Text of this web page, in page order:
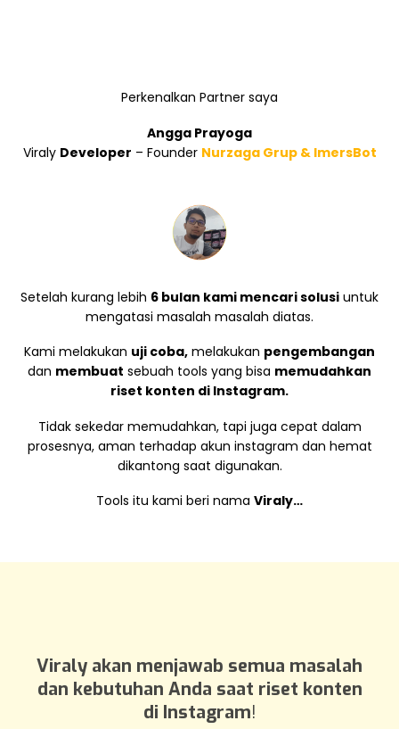
Perkenalkan Partner saya
Angga Prayoga
Viraly Developer – Founder Nurzaga Grup & ImersBot
Setelah kurang lebih 6 bulan kami mencari solusi untuk
mengatasi masalah masalah diatas.
Kami melakukan uji coba, melakukan pengembangan
dan membuat sebuah tools yang bisa memudahkan
riset konten di Instagram.
Tidak sekedar memudahkan, tapi juga cepat dalam
prosesnya, aman terhadap akun instagram dan hemat
dikantong saat digunakan.
Tools itu kami beri nama Viraly…
Viraly akan menjawab semua masalah
dan kebutuhan Anda saat riset konten
di Instagram!